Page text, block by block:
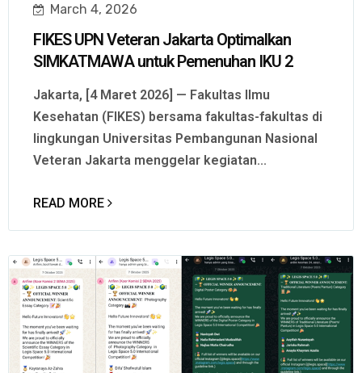
March 4, 2026
FIKES UPN Veteran Jakarta Optimalkan
SIMKATMAWA untuk Pemenuhan IKU 2
Jakarta, [4 Maret 2026] — Fakultas Ilmu
Kesehatan (FIKES) bersama fakultas-fakultas di
lingkungan Universitas Pembangunan Nasional
Veteran Jakarta menggelar kegiatan...
READ MORE